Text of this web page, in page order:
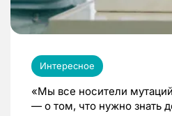
Интересное
«Мы все носители
— о том, что нужно знать